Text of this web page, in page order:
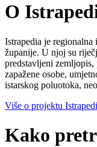
O
Istrapedia je
županije. U njoj su
predstavljeni
zapažene osobe,
istarskog poluotoka,
Više o projektu
Kako